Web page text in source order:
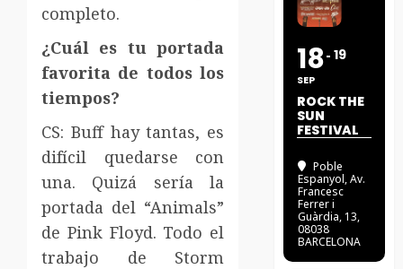
completo.
¿Cuál es tu portada
favorita de todos los
tiempos?
CS: Buff hay tantas, es
difícil quedarse con
una. Quizá sería la
portada del “Animals”
de Pink Floyd. Todo el
trabajo de Storm
18
SEP
19
ROCK THE
SUN
FESTIVAL
Poble
Espanyol, Av.
Francesc
Ferrer i
Guàrdia, 13,
08038
BARCELONA